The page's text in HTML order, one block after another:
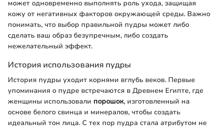
может одновременно выполнять роль ухода, защищая
кожу от негативных факторов окружающей среды. Важно
понимать, что выбор правильной пудры может либо
сделать ваш образ безупречным, либо создать
нежелательный эффект.
История использования пудры
История пудры уходит корнями вглубь веков. Первые
упоминания о пудре встречаются в Древнем Египте, где
женщины использовали порошок, изготовленный на
основе белого свинца и минералов, чтобы создать
идеальный тон лица. С тех пор пудра стала атрибутом не